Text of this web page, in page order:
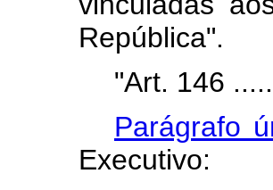
República".
"Art. 146
Parágrafo
Executivo: